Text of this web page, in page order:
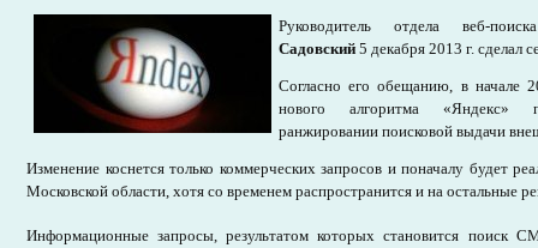
Руководитель отдела веб-
Садовский 5 декабря 2013 г. сделал
Согласно его обещанию, в начале
нового алгоритма «Яндекс»
ранжировании поисковой выдачи
Изменение коснется только коммерческих запросов и поначалу будет
Московской области, хотя со временем распространится и на остальные
Информационные запросы, результатом которых становится поиск